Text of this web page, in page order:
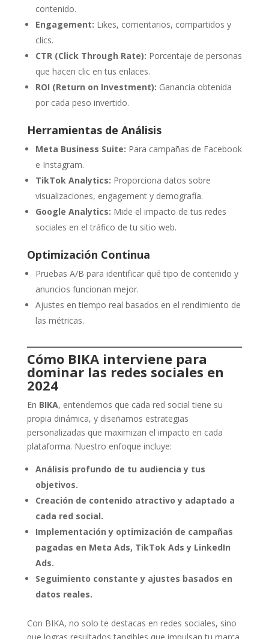
contenido.
Engagement: Likes, comentarios, compartidos y
clics.
CTR (Click Through Rate): Porcentaje de personas
que hacen clic en tus enlaces.
ROI (Return on Investment): Ganancia obtenida
por cada peso invertido.
Herramientas de Análisis
Meta Business Suite: Para campañas de Facebook
e Instagram.
TikTok Analytics: Proporciona datos sobre
visualizaciones, engagement y demografía.
Google Analytics: Mide el impacto de tus redes
sociales en el tráfico de tu sitio web.
Optimización Continua
Pruebas A/B para identificar qué tipo de contenido y
anuncios funcionan mejor.
Ajustes en tiempo real basados en el rendimiento de
las métricas.
Cómo BIKA interviene para
dominar las redes sociales en
2024
En BIKA, entendemos que cada red social tiene su
propia dinámica, y diseñamos estrategias
personalizadas que maximizan el impacto en cada
plataforma. Nuestro enfoque incluye:
Análisis profundo de tu audiencia y tus
objetivos.
Creación de contenido atractivo y adaptado a
cada red social.
Implementación y optimización de campañas
pagadas en Meta Ads, TikTok Ads y LinkedIn
Ads.
Seguimiento constante y ajustes basados en
datos reales.
Con BIKA, no solo te destacas en redes sociales, sino